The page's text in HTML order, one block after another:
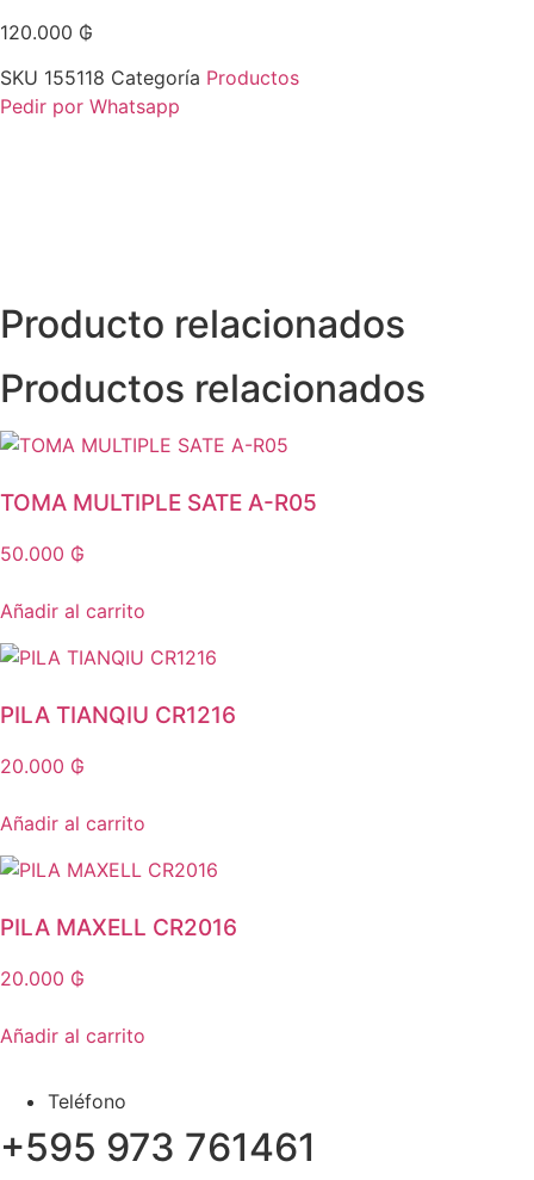
120.000 ₲
SKU 155118 Categoría Productos
Pedir por Whatsapp
Producto relacionados
Productos relacionados
TOMA MULTIPLE SATE A-R05
50.000 ₲
Añadir al carrito
PILA TIANQIU CR1216
20.000 ₲
Añadir al carrito
PILA MAXELL CR2016
20.000 ₲
Añadir al carrito
Teléfono
+595 973 761461